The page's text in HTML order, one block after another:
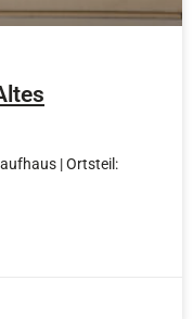
| Ortsteil: